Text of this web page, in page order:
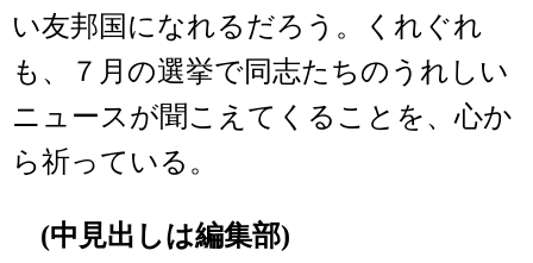
い友邦国になれるだろう。くれぐれ
も、７月の選挙で同志たちのうれしい
ニュースが聞こえてくることを、心か
ら祈っている。
(中見出しは編集部)